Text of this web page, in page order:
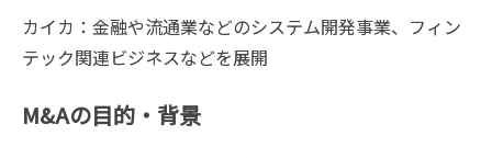
カイカ：金融や流通業などのシステム開発事業、フィン
テック関連ビジネスなどを展開
M&Aの目的・背景